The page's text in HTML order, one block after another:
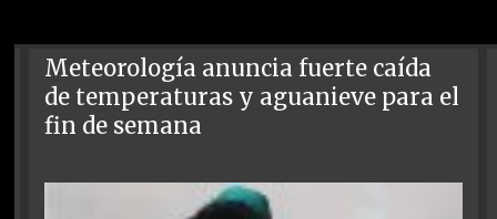
Meteorología anuncia fuerte caída
de temperaturas y aguanieve para el
fin de semana